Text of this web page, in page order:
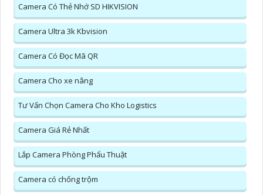
Camera Có Thẻ Nhớ SD HIKVISION
Camera Ultra 3k Kbvision
Camera Có Đọc Mã QR
Camera Cho xe nâng
Tư Vấn Chọn Camera Cho Kho Logistics
Camera Giá Rẻ Nhất
Lắp Camera Phòng Phẩu Thuật
Camera có chống trộm